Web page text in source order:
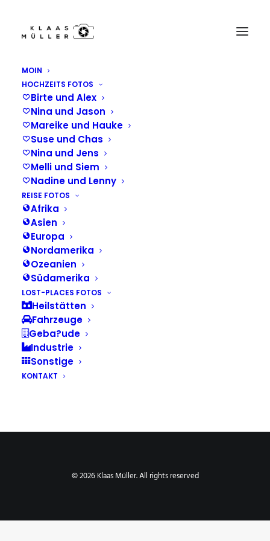
MOIN
HOCHZEITS FOTOS
Birte und Alex
Nina und Jason
Mareike und Hauke
Suse und Chas
Nina und Jens
Melli und Siem
Nadine und Lenny
REISE FOTOS
Afrika
Asien
Europa
Nordamerika
Ozeanien
Südamerika
LOST-PLACES FOTOS
Heilstätten
Fahrzeuge
Geba?ude
Industrie
Sonstige
KONTAKT
klaas_Reisefotos_fotografie-2009-07-15-20090715-
Home
Südamerika
klaas_Reisefotos_fotografie-2009-07-15-20090715-_MG_6856
© 2026 Klaas Müller. All rights reserved